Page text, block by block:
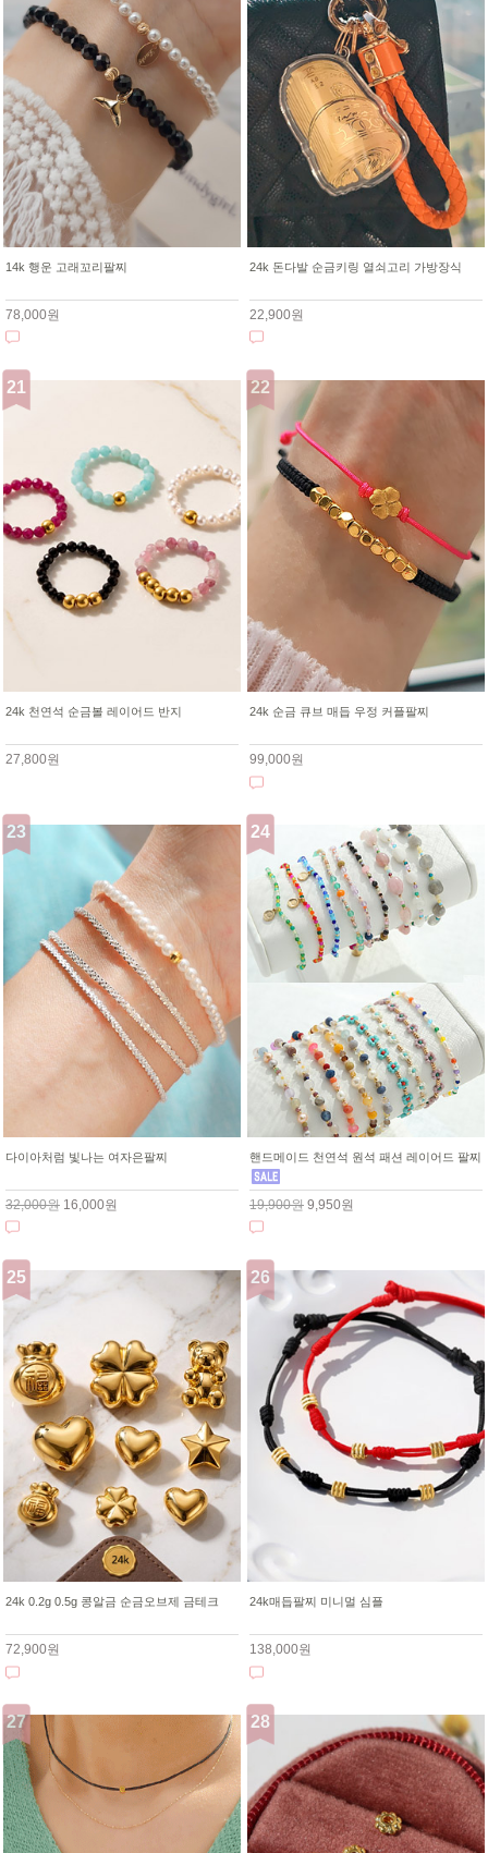
14k 행운 고래꼬리팔찌
78,000원
24k 돈다발 순금키링 열쇠고리 가방장식
22,900원
24k 천연석 순금볼 레이어드 반지
27,800원
24k 순금 큐브 매듭 우정 커플팔찌
99,000원
다이아처럼 빛나는 여자은팔찌
32,000원 16,000원
핸드메이드 천연석 원석 패션 레이어드 팔찌
19,900원 9,950원
24k 0.2g 0.5g 콩알금 순금오브제 금테크
72,900원
24k매듭팔찌 미니멀 심플
138,000원